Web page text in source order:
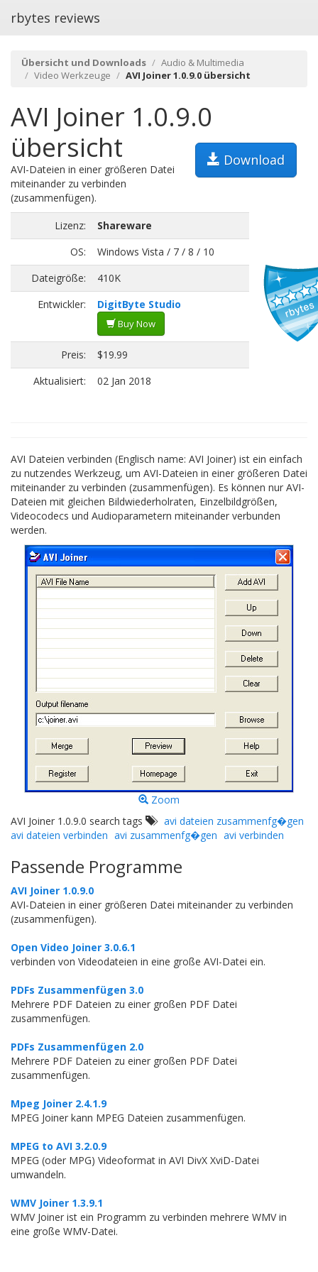
rbytes reviews
Übersicht und Downloads
Audio & Multimedia
Video Werkzeuge
AVI Joiner 1.0.9.0 übersicht
AVI Joiner 1.0.9.0
übersicht
Download
AVI-Dateien in einer größeren Datei
miteinander zu verbinden
(zusammenfügen).
Lizenz:
Shareware
OS:
Windows Vista / 7 / 8 / 10
Dateigröße:
410K
Entwickler:
DigitByte Studio
Buy Now
Preis:
$19.99
Aktualisiert:
02 Jan 2018
AVI Dateien verbinden (Englisch name: AVI Joiner) ist ein einfach
zu nutzendes Werkzeug, um AVI-Dateien in einer größeren Datei
miteinander zu verbinden (zusammenfügen). Es können nur AVI-
Dateien mit gleichen Bildwiederholraten, Einzelbildgrößen,
Videocodecs und Audioparametern miteinander verbunden
werden.
Zoom
AVI Joiner 1.0.9.0 search tags
avi dateien zusammenfg�gen
avi dateien verbinden avi zusammenfg�gen avi verbinden
Passende Programme
AVI Joiner 1.0.9.0
AVI-Dateien in einer größeren Datei miteinander zu verbinden
(zusammenfügen).
Open Video Joiner 3.0.6.1
verbinden von Videodateien in eine große AVI-Datei ein.
PDFs Zusammenfügen 3.0
Mehrere PDF Dateien zu einer großen PDF Datei
zusammenfügen.
PDFs Zusammenfügen 2.0
Mehrere PDF Dateien zu einer großen PDF Datei
zusammenfügen.
Mpeg Joiner 2.4.1.9
MPEG Joiner kann MPEG Dateien zusammenfügen.
MPEG to AVI 3.2.0.9
MPEG (oder MPG) Videoformat in AVI DivX XviD-Datei
umwandeln.
WMV Joiner 1.3.9.1
WMV Joiner ist ein Programm zu verbinden mehrere WMV in
eine große WMV-Datei.